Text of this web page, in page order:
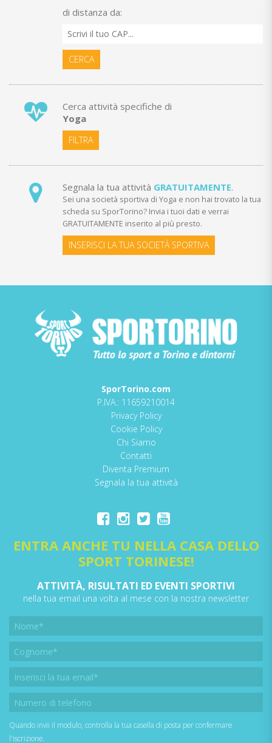
di distanza da:
CERCA
Cerca attività specifiche di
Yoga
FILTRA
Segnala la tua attività GRATUITAMENTE.
Sei una società sportiva di Yoga e non hai trovato la tua
scheda su SporTorino? Invia i tuoi dati e verrai
GRATUITAMENTE inserito al più presto.
INSERISCI LA TUA SOCIETÀ SPORTIVA
SporTorino.com
P.IVA.: 11659210014
Privacy Policy
Cookie Policy
Chi Siamo
Contatti
Diventa Premium
Segnala la tua attività
ENTRA ANCHE TU NELLA CASA DELLO
SPORT TORINESE!
ATTIVITÀ, RISULTATI ED EVENTI SPORTIVI
nella tua email una volta al mese con la nostra newsletter
Quando invii il modulo, controlla la tua casella di posta per confermare
l'iscrizione.